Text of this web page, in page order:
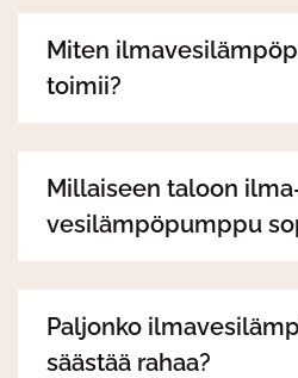
Miten
toimii?
Millaiseen taloon
vesilämpöpumppu
Paljonko
säästää rahaa?